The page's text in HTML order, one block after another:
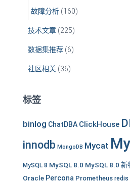
故障分析 (160)
技术文章 (225)
数据集推荐 (6)
社区相关 (36)
标签
binlog ChatDBA ClickHouse
innodb MongoDB Mycat
MySQL 8 MySQL 8.0 MySQL 8.0 新
Oracle Percona Prometheus redis